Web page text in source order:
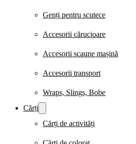
Genți pentru scutece
Accesorii cărucioare
Accesorii scaune mașină
Accesorii transport
Wraps, Slings, Bobe
Cărți
Cărți de activități